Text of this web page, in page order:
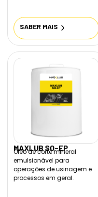
SABER MAIS
MAXLUB SO-EP
Óleo de corte mineral
emulsionável para
operações de usinagem e
processos em geral.